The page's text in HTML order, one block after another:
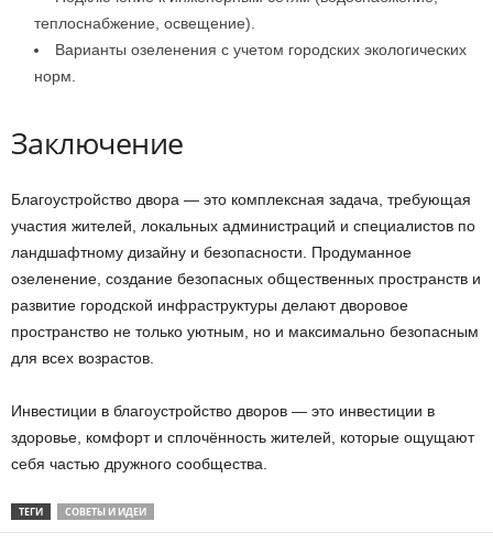
теплоснабжение, освещение).
Варианты озеленения с учетом городских экологических
норм.
Заключение
Благоустройство двора — это комплексная задача, требующая
участия жителей, локальных администраций и специалистов по
ландшафтному дизайну и безопасности. Продуманное
озеленение, создание безопасных общественных пространств и
развитие городской инфраструктуры делают дворовое
пространство не только уютным, но и максимально безопасным
для всех возрастов.
Инвестиции в благоустройство дворов — это инвестиции в
здоровье, комфорт и сплочённость жителей, которые ощущают
себя частью дружного сообщества.
ТЕГИ СОВЕТЫ И ИДЕИ